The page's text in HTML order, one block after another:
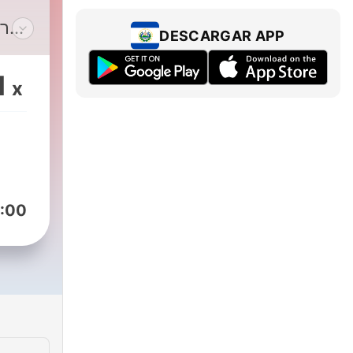
x
DESCARGAR APP